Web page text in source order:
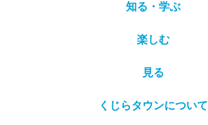
知る・学ぶ
楽しむ
見る
くじらタウンについて